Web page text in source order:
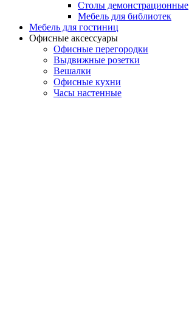
Столы демонстрационные
Мебель для библиотек
Мебель для гостиниц
Офисные аксессуары
Офисные перегородки
Выдвижные розетки
Вешалки
Офисные кухни
Часы настенные